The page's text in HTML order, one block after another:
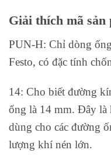
Giải thích mã
PUN-H: Chỉ dòng
Festo, có đặc tính
14: Cho biết đường
ống là 14 mm. Đây là
dùng cho các đường
lượng khí nén lớn.